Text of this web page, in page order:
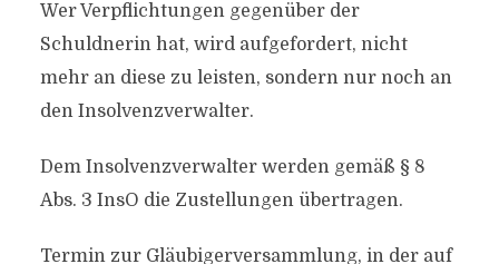
Wer Verpflichtungen gegenüber der
Schuldnerin hat, wird aufgefordert, nicht
mehr an diese zu leisten, sondern nur noch an
den Insolvenzverwalter.
Dem Insolvenzverwalter werden gemäß § 8
Abs. 3 InsO die Zustellungen übertragen.
Termin zur Gläubigerversammlung, in der auf